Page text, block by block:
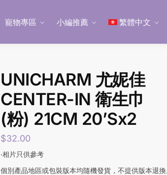
寵物專區 小編推薦 繁體中文
UNICHARM 尤妮佳
CENTER-IN 衛生巾
(粉) 21CM 20’Sx2
$32.00
‧相片只供參考
個別產品地區或包裝版本均隨機發貨，不提供版本退